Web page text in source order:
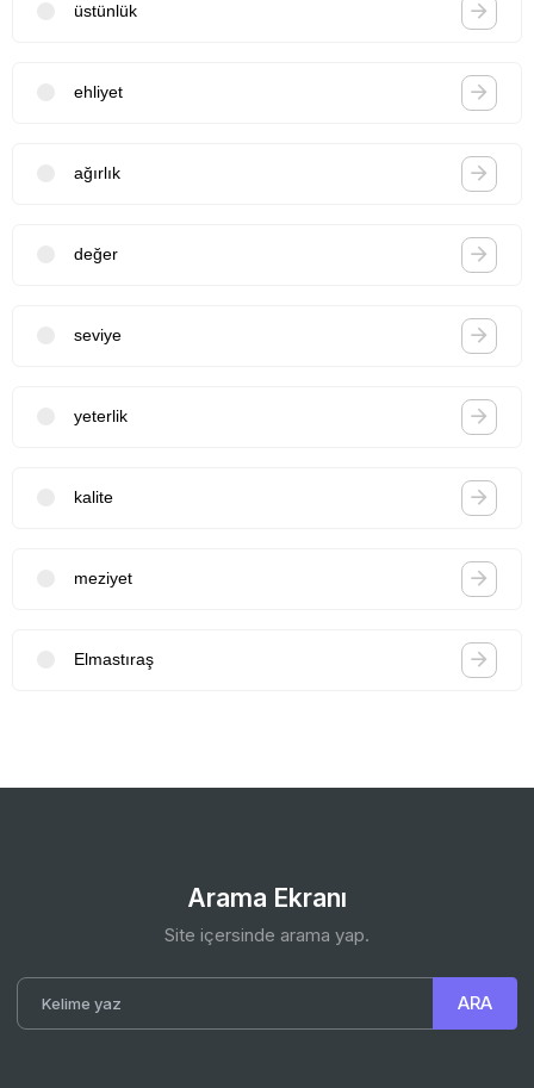
üstünlük
ehliyet
ağırlık
değer
seviye
yeterlik
kalite
meziyet
Elmastıraş
Arama Ekranı
Site içersinde arama yap.